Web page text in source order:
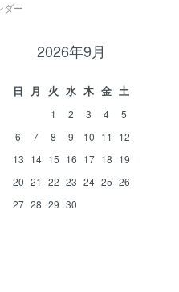
ダー
2026年9月
日 月 火 水 木 金 土
1 2 3 4
5
6
7 8 9 10 11
12
13 14 15 16 17 18 19
20 21 22 23 24 25 26
27 28 29 30